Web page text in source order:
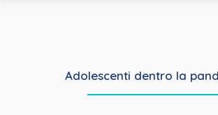
Adolescenti dentro la